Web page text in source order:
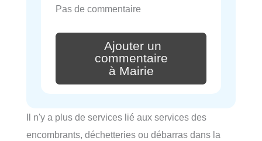
Pas de commentaire
Ajouter un
commentaire
à Mairie
Il n'y a plus de services lié aux services des
encombrants, déchetteries ou débarras dans la